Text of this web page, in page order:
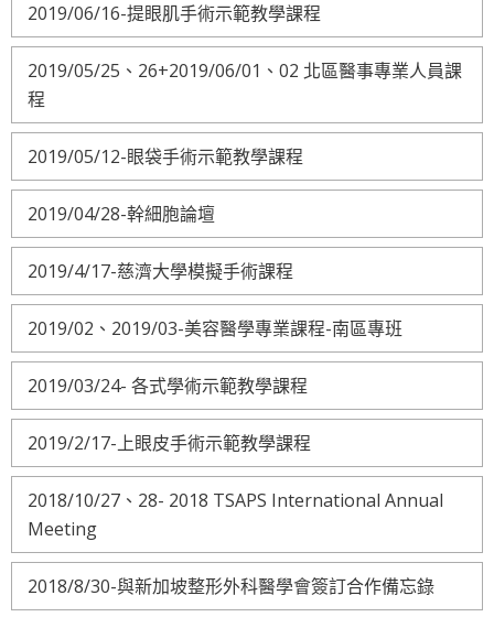
2019/06/16-提眼肌手術示範教學課程
2019/05/25、26+2019/06/01、02 北區醫事專業人員課
程
2019/05/12-眼袋手術示範教學課程
2019/04/28-幹細胞論壇
2019/4/17-慈濟大學模擬手術課程
2019/02、2019/03-美容醫學專業課程-南區專班
2019/03/24- 各式學術示範教學課程
2019/2/17-上眼皮手術示範教學課程
2018/10/27、28- 2018 TSAPS International Annual
Meeting
2018/8/30-與新加坡整形外科醫學會簽訂合作備忘錄